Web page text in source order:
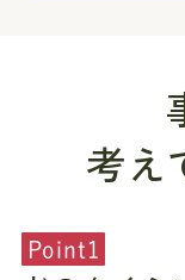
考え
Point1